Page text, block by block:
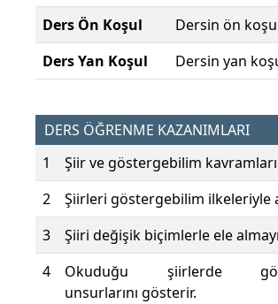
Ders Ön Koşul
Dersin ön
Ders Yan Koşul
Dersin yan
DERS ÖĞRENME KAZANIMLARI
1
Şiir ve göstergebilim
2
Şiirleri göstergebilim ilkeleriyle
3
Şiiri değişik biçimlerle ele
4
Okuduğu şiirlerde
unsurlarını gösterir.